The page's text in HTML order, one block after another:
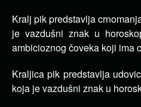
Kralj pik predstavlja
je vazdušni znak u
ambicioznog čoveka koji ima
Kraljica pik predstavlja
koja je vazdušni znak u